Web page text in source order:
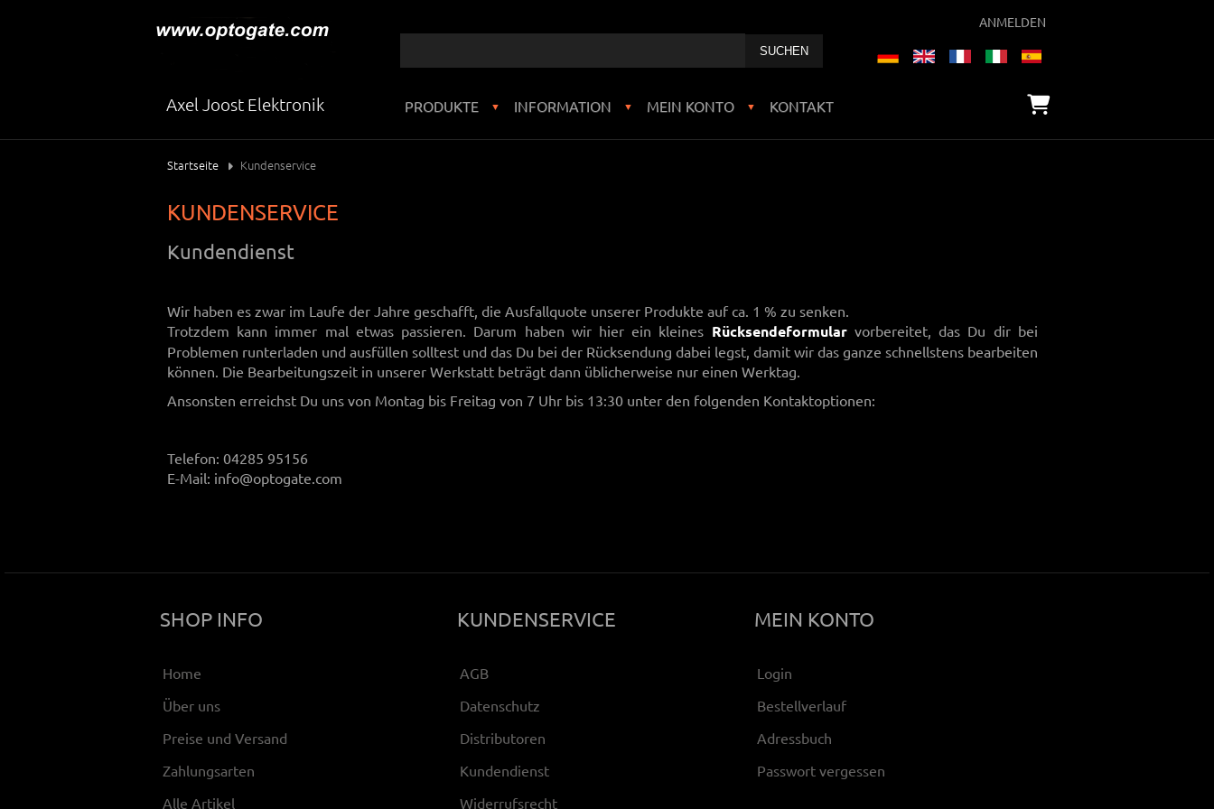
ANMELDEN
Axel Joost Elektronik PRODUKTE ▼ INFORMATION ▼ MEIN KONTO ▼ KONTAKT
Startseite Kundenservice
KUNDENSERVICE
Kundendienst
Wir haben es zwar im Laufe der Jahre geschafft, die Ausfallquote unserer Produkte auf ca. 1 % zu senken.
Trotzdem kann immer mal etwas passieren. Darum haben wir hier ein kleines Rücksendeformularvorbereitet, das Du dir bei
Problemen runterladen und ausfüllen solltest und das Du bei der Rücksendung dabei legst, damit wir das ganze schnellstens bearbeiten
können. Die Bearbeitungszeit in unserer Werkstatt beträgt dann üblicherweise nur einen Werktag.
Ansonsten erreichst Du uns von Montag bis Freitag von 7 Uhr bis 13:30 unter den folgenden Kontaktoptionen:
Telefon: 04285 95156
E-Mail: info@optogate.com
SHOP INFO
Home
Über uns
Preise und Versand
Zahlungsarten
Alle Artikel
KUNDENSERVICE
AGB
Datenschutz
Distributoren
Kundendienst
Widerrufsrecht
MEIN KONTO
Login
Bestellverlauf
Adressbuch
Passwort vergessen